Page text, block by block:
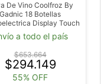
De Vino Coolfroz By
Gadnic 18 Botellas
Display Touch
Vidrio Templado
a todo el país
$653.664
$294.149
55% OFF